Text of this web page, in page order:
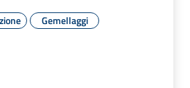
Gemellaggi